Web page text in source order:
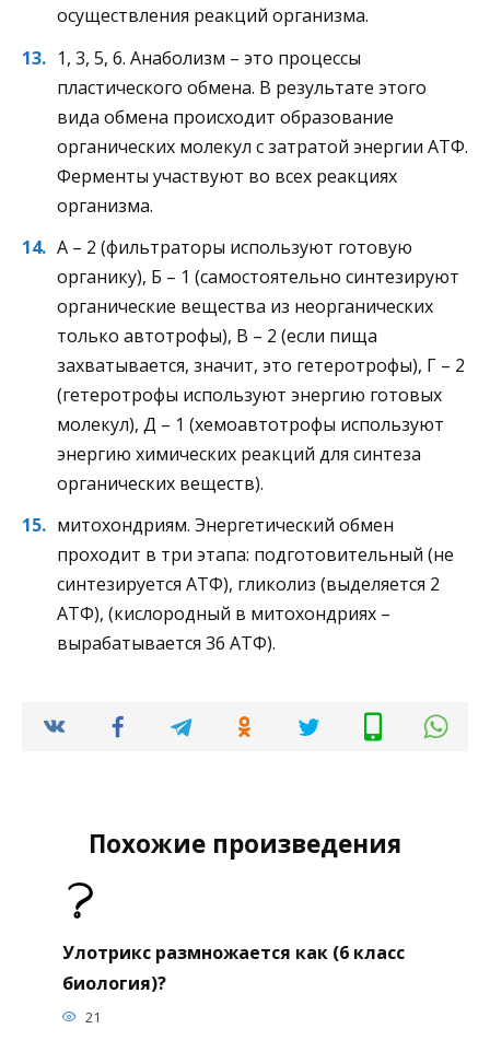
осуществления реакций организма.
1, 3, 5, 6. Анаболизм – это процессы
пластического обмена. В результате этого
вида обмена происходит образование
органических молекул с затратой энергии АТФ.
Ферменты участвуют во всех реакциях
организма.
А – 2 (фильтраторы используют готовую
органику), Б – 1 (самостоятельно синтезируют
органические вещества из неорганических
только автотрофы), В – 2 (если пища
захватывается, значит, это гетеротрофы), Г – 2
(гетеротрофы используют энергию готовых
молекул), Д – 1 (хемоавтотрофы используют
энергию химических реакций для синтеза
органических веществ).
митохондриям. Энергетический обмен
проходит в три этапа: подготовительный (не
синтезируется АТФ), гликолиз (выделяется 2
АТФ), (кислородный в митохондриях –
вырабатывается 36 АТФ).
Похожие произведения
Улотрикс размножается как (6 класс
биология)?
21